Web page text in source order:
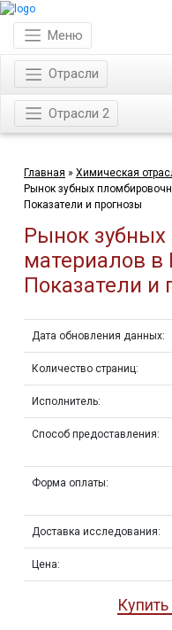
Меню
Отрасли
Отрасли 2
Главная » Химическая
Рынок зубных
Показатели и прогнозы
Рынок
материалов в
Показатели и
Дата обновления данных:
Количество страниц:
Исполнитель:
Способ предоставления:
Форма оплаты:
Доставка исследования:
Цена: